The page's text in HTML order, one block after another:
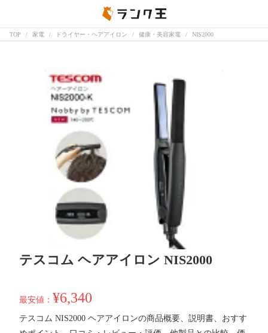
TOP 家電 ドライヤー・ヘアアイロン 健康・美容家電 NIS2000
テスコム ヘアアイロン NIS2000
最安値： ¥6,340
テスコム NIS2000 ヘアアイロンの商品概要、説明書、おすす